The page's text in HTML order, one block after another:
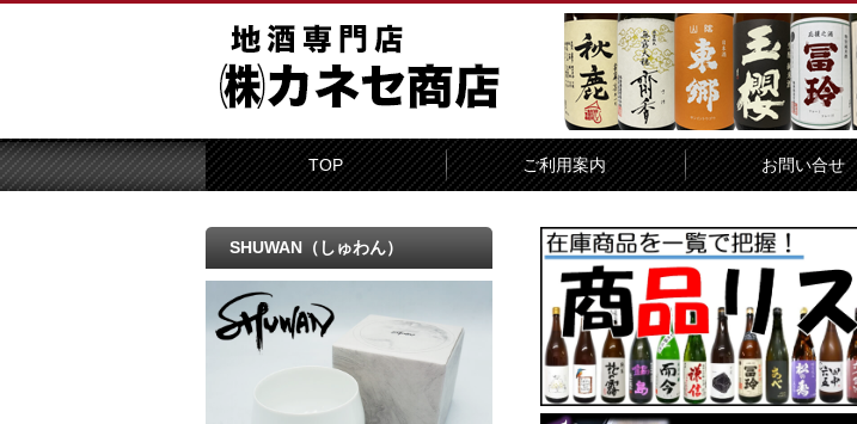
TOP ご利用案内 お問い合せ
SHUWAN（しゅわん）